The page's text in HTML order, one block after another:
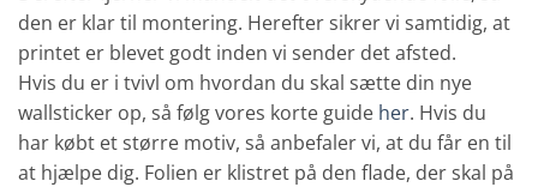
den er klar til montering. Herefter sikrer vi samtidig, at
printet er blevet godt inden vi sender det afsted.
Hvis du er i tvivl om hvordan du skal sætte din nye
wallsticker op, så følg vores korte guide her. Hvis du
har købt et større motiv, så anbefaler vi, at du får en til
at hjælpe dig. Folien er klistret på den flade, der skal på